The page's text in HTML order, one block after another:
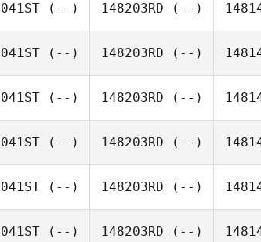
(--) 148203RD (--)
(--) 148203RD (--)
(--) 148203RD (--)
(--) 148203RD (--)
(--) 148203RD (--)
(--) 148203RD (--)